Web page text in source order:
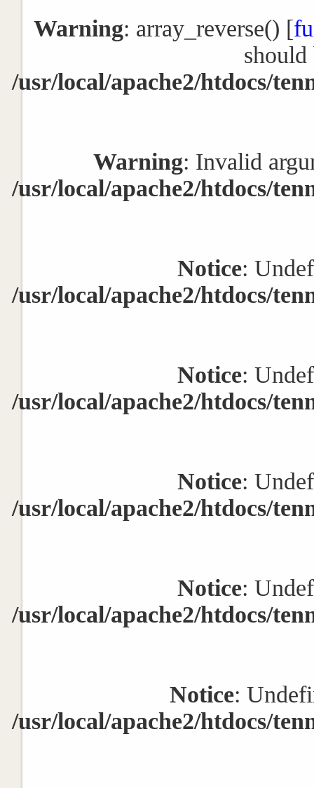
Warning: array_reverse() [
should
/usr/local/apache2/htdocs/
Warning: Invalid
/usr/local/apache2/htdocs/
Notice:
/usr/local/apache2/htdocs/
Notice:
/usr/local/apache2/htdocs/
Notice:
/usr/local/apache2/htdocs/
Notice:
/usr/local/apache2/htdocs/
Notice:
/usr/local/apache2/htdocs/